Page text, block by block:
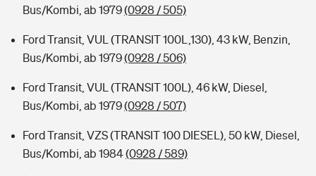
Bus/Kombi, ab 1979(0928 / 505)
Ford Transit, VUL (TRANSIT 100L,130), 43 kW, Benzin,
Bus/Kombi, ab 1979(0928 / 506)
Ford Transit, VUL (TRANSIT 100L), 46 kW, Diesel,
Bus/Kombi, ab 1979(0928 / 507)
Ford Transit, VZS (TRANSIT 100 DIESEL), 50 kW, Diesel,
Bus/Kombi, ab 1984(0928 / 589)